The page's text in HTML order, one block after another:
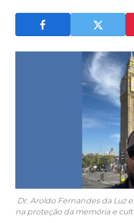
Dr. Aroldo Fernandes da Luz
na proteção da memória e